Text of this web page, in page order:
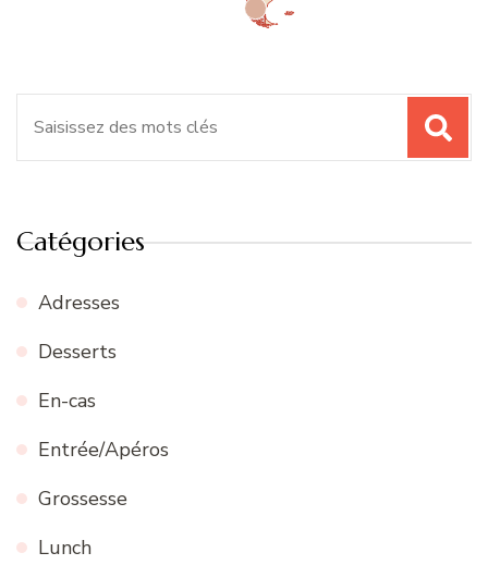
Catégories
Adresses
Desserts
En-cas
Entrée/Apéros
Grossesse
Lunch